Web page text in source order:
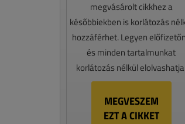
megvásárolt cikkhez a
későbbiekben is korlátozás
hozzáférhet. Legyen
és minden tartalmunkat
korlátozás nélkül
MEGVESZEM
EZT A CIKKET